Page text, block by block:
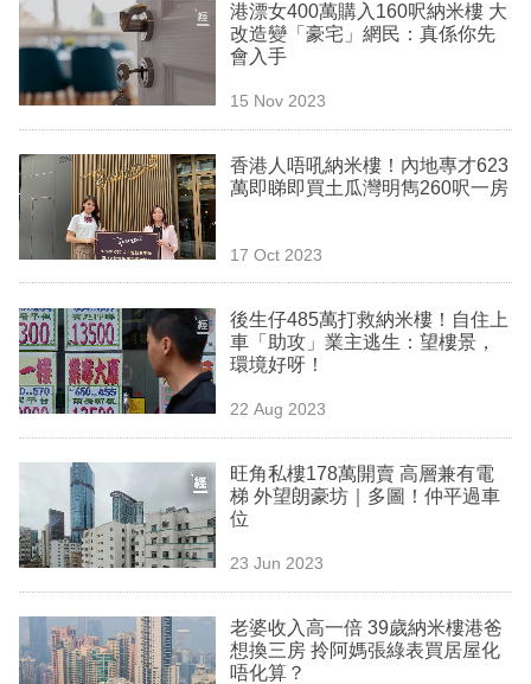
職
場
生
時
事
專
欄
訂
閱
區
港漂女400萬購入160呎納米樓 大
改造變「豪宅」網民：真係你先
會入手
15 Nov 2023
香港人唔吼納米樓！內地專才623
萬即睇即買土瓜灣明雋260呎一房
17 Oct 2023
後生仔485萬打救納米樓！自住上
車「助攻」業主逃生：望樓景，
環境好呀！
22 Aug 2023
旺角私樓178萬開賣 高層兼有電
梯 外望朗豪坊｜多圖！仲平過車
位
23 Jun 2023
老婆收入高一倍 39歲納米樓港爸
想換三房 拎阿媽張綠表買居屋化
唔化算？